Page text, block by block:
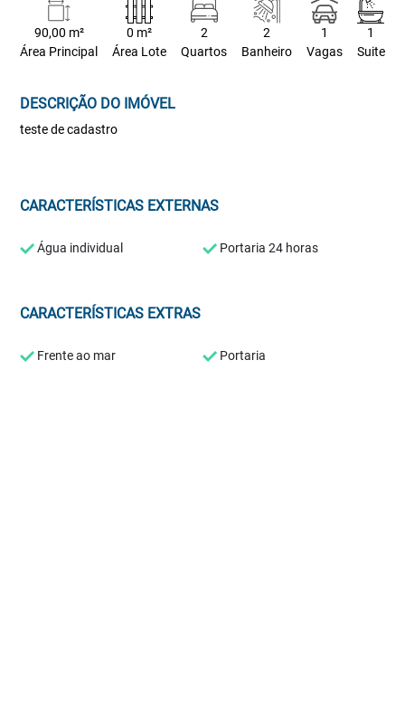
90,00 m²
Área Principal
0 m²
Área Lote
2
Quartos
2
Banheiro
1
Vagas
1
Suite
DESCRIÇÃO DO IMÓVEL
teste de cadastro
CARACTERÍSTICAS EXTERNAS
Água individual Portaria 24 horas
CARACTERÍSTICAS EXTRAS
Frente ao mar Portaria